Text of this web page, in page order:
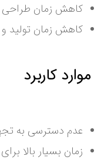
کاهش زمان
کاهش زمان تولید و
موارد کاربرد
عدم دسترسی به
زمان بسیار بالا